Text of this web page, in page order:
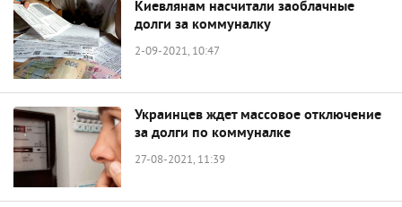
Киевлянам насчитали заоблачные
долги за коммуналку
2-09-2021, 10:47
Украинцев ждет массовое отключение
за долги по коммуналке
27-08-2021, 11:39